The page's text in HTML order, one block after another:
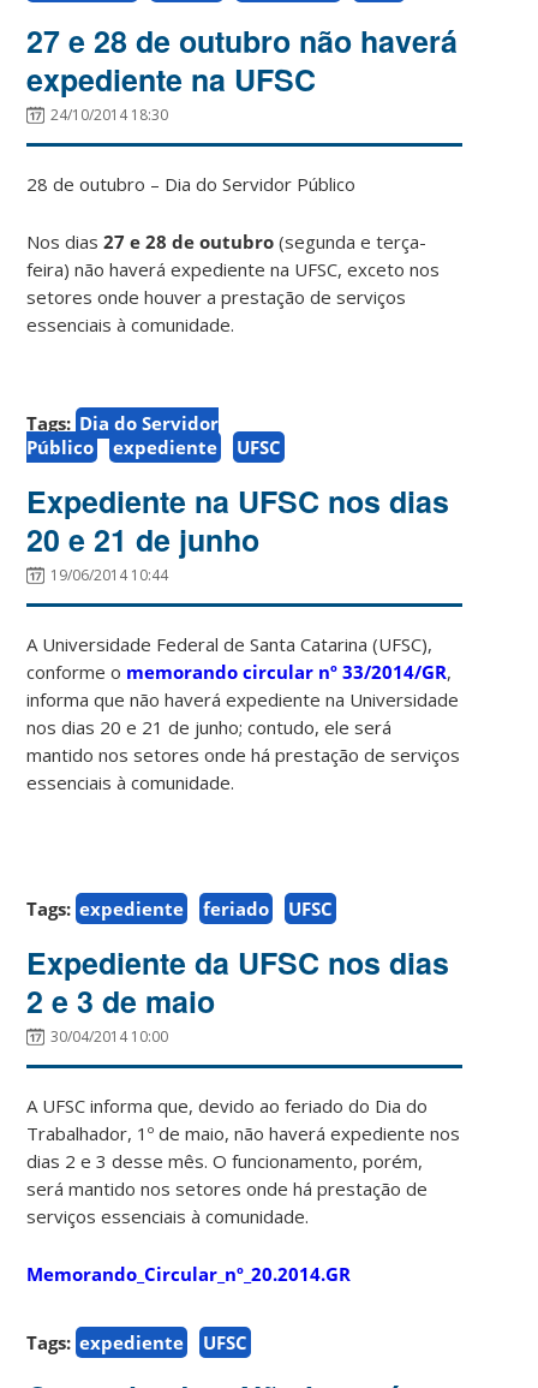
27 e 28 de outubro não haverá
expediente na UFSC
24/10/2014 18:30
28 de outubro – Dia do Servidor Público
Nos dias27 e 28 de outubro (segunda e terça-
feira) não haverá expediente na UFSC, exceto nos
setores onde houver a prestação de serviços
essenciais à comunidade.
Tags: Dia do Servidor
Público
expediente UFSC
Expediente na UFSC nos dias
20 e 21 de junho
19/06/2014 10:44
A Universidade Federal de Santa Catarina (UFSC),
conforme o memorando circular nº 33/2014/GR,
informa que não haverá expediente na Universidade
nos dias 20 e 21 de junho; contudo, ele será
mantido nos setores onde há prestação de serviços
essenciais à comunidade.
Tags: expediente feriado UFSC
Expediente da UFSC nos dias
2 e 3 de maio
30/04/2014 10:00
A UFSC informa que, devido ao feriado do Dia do
Trabalhador, 1º de maio, não haverá expediente nos
dias 2 e 3 desse mês. O funcionamento, porém,
será mantido nos setores onde há prestação de
serviços essenciais à comunidade.
Memorando_Circular_nº_20.2014.GR
Tags: expediente UFSC